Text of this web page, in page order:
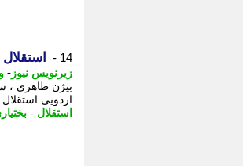
14 -
زیرنویس نیوز -
بیژن طاهری ،
اردویی
استقلال -